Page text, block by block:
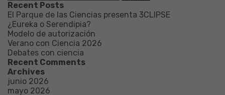
Recent Posts
El Parque de las Ciencias presenta 3CLIPSE
¿Eureka o Serendipia?
Modelo de autorización
Verano con Ciencia 2026
Debates con ciencia
Recent Comments
Archives
junio 2026
mayo 2026